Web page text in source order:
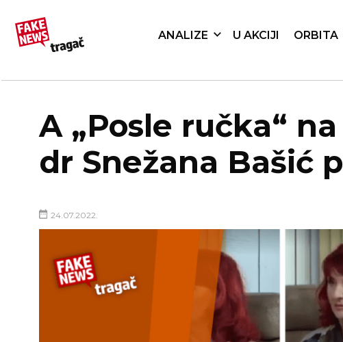
ANALIZE U AKCIJI ORBITA
A „Posle ručka“
dr Snežana Bašić
24.07.2022.